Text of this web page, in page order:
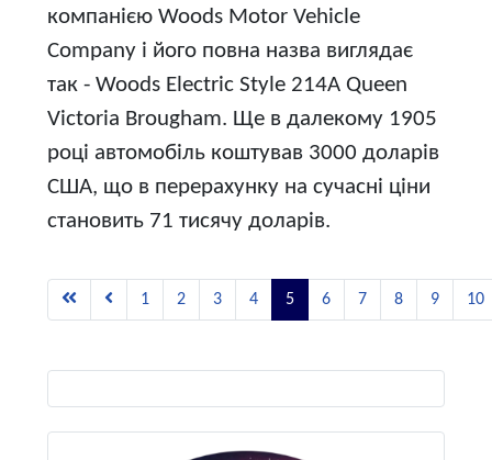
компанією Woods Motor Vehicle
Company і його повна назва виглядає
так - Woods Electric Style 214A Queen
Victoria Brougham. Ще в далекому 1905
році автомобіль коштував 3000 доларів
США, що в перерахунку на сучасні ціни
становить 71 тисячу доларів.
1 2 3 4 5 6 7 8 9 10
Виберіть свою мову